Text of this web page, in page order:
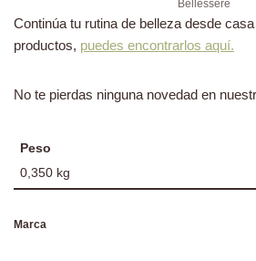
Bellessere
Continúa tu rutina de belleza desde
productos, puedes encontrarlos aquí.
No te pierdas ninguna novedad en
Peso
0,350 kg
Marca